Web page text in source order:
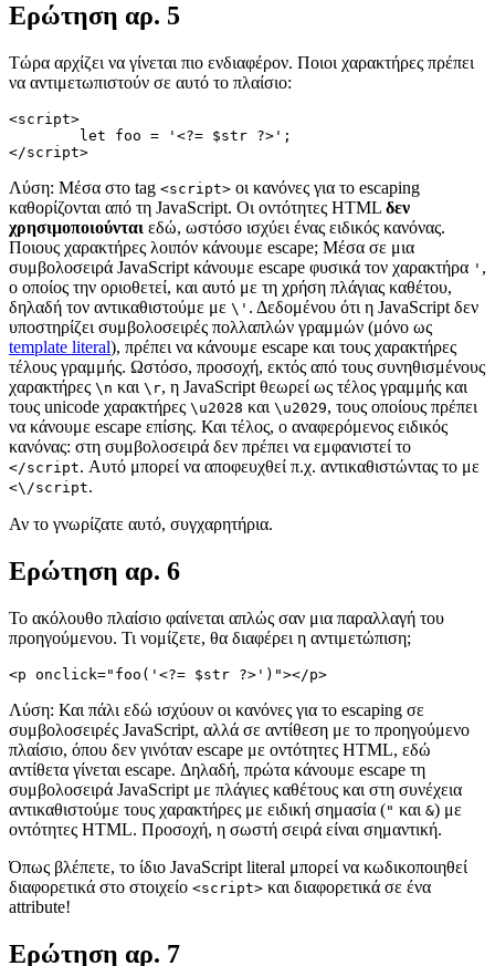
Ερώτηση αρ. 5
Τώρα αρχίζει να γίνεται πιο ενδιαφέρον. Ποιοι χαρακτήρες πρέπει
να αντιμετωπιστούν σε αυτό το πλαίσιο:
<script>
Λύση: Μέσα στο tag <script> οι κανόνες για το escaping
καθορίζονται από τη JavaScript. Οι οντότητες HTML δεν
χρησιμοποιούνται εδώ, ωστόσο ισχύει ένας ειδικός κανόνας.
Ποιους χαρακτήρες λοιπόν κάνουμε escape; Μέσα σε μια
συμβολοσειρά JavaScript κάνουμε escape φυσικά τον χαρακτήρα ' ,
ο οποίος την οριοθετεί, και αυτό με τη χρήση πλάγιας καθέτου,
δηλαδή τον αντικαθιστούμε με \' . Δεδομένου ότι η JavaScript δεν
υποστηρίζει συμβολοσειρές πολλαπλών γραμμών (μόνο ως
template literal), πρέπει να κάνουμε escape και τους χαρακτήρες
τέλους γραμμής. Ωστόσο, προσοχή, εκτός από τους συνηθισμένους
χαρακτήρες \n και \r, η JavaScript θεωρεί ως τέλος γραμμής και
τους unicode χαρακτήρες \u2028 και \u2029, τους οποίους πρέπει
να κάνουμε escape επίσης. Και τέλος, ο αναφερόμενος ειδικός
κανόνας: στη συμβολοσειρά δεν πρέπει να εμφανιστεί το
</script. Αυτό μπορεί να αποφευχθεί π.χ. αντικαθιστώντας το με
<\/script.
Αν το γνωρίζατε αυτό, συγχαρητήρια.
Ερώτηση αρ. 6
Το ακόλουθο πλαίσιο φαίνεται απλώς σαν μια παραλλαγή του
προηγούμενου. Τι νομίζετε, θα διαφέρει η αντιμετώπιση;
Λύση: Και πάλι εδώ ισχύουν οι κανόνες για το escaping σε
συμβολοσειρές JavaScript, αλλά σε αντίθεση με το προηγούμενο
πλαίσιο, όπου δεν γινόταν escape με οντότητες HTML, εδώ
αντίθετα γίνεται escape. Δηλαδή, πρώτα κάνουμε escape τη
συμβολοσειρά JavaScript με πλάγιες καθέτους και στη συνέχεια
αντικαθιστούμε τους χαρακτήρες με ειδική σημασία (" και &) με
οντότητες HTML. Προσοχή, η σωστή σειρά είναι σημαντική.
Όπως βλέπετε, το ίδιο JavaScript literal μπορεί να κωδικοποιηθεί
διαφορετικά στο στοιχείο <script> και διαφορετικά σε ένα
attribute!
Ερώτηση αρ. 7